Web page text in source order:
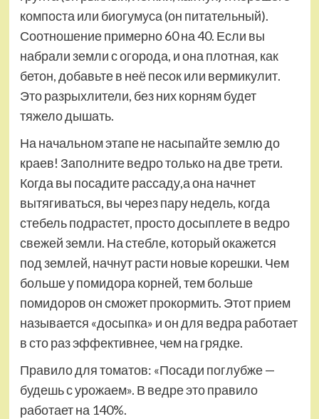
компоста или биогумуса (он питательный).
Соотношение примерно 60 на 40. Если вы
набрали земли с огорода, и она плотная, как
бетон, добавьте в неё песок или вермикулит.
Это разрыхлители, без них корням будет
тяжело дышать.
На начальном этапе не насыпайте землю до
краев! Заполните ведро только на две трети.
Когда вы посадите рассаду,а она начнет
вытягиваться, вы через пару недель, когда
стебель подрастет, просто досыплете в ведро
свежей земли. На стебле, который окажется
под землей, начнут расти новые корешки. Чем
больше у помидора корней, тем больше
помидоров он сможет прокормить. Этот прием
называется «досыпка» и он для ведра работает
в сто раз эффективнее, чем на грядке.
Правило для томатов: «Посади поглубже —
будешь с урожаем». В ведре это правило
работает на 140%.